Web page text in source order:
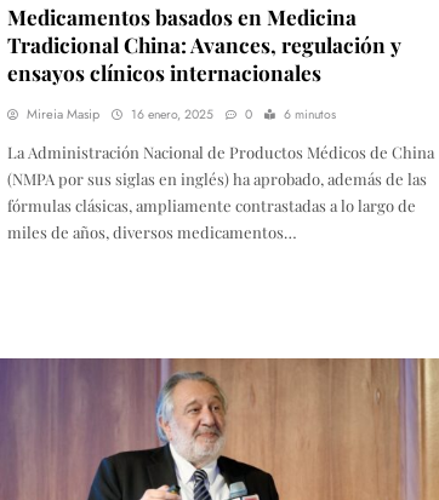
Medicamentos basados en Medicina
Tradicional China: Avances, regulación y
ensayos clínicos internacionales
Mireia Masip 16 enero, 2025 0 6 minutos
La Administración Nacional de Productos Médicos de China
(NMPA por sus siglas en inglés) ha aprobado, además de las
fórmulas clásicas, ampliamente contrastadas a lo largo de
miles de años, diversos medicamentos…